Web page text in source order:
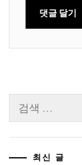
색:
최신 글